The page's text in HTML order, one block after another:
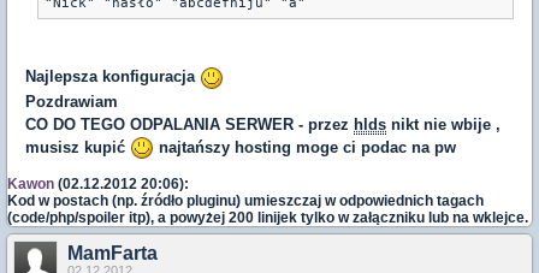
Najlepsza konfiguracja
Pozdrawiam
CO DO TEGO ODPALANIA SERWER - przez hlds nikt nie wbije ,
musisz kupić
najtańszy hosting moge ci podac na pw
Kawon (02.12.2012 20:06):
Kod w postach (np. źródło pluginu) umieszczaj w odpowiednich tagach
(code/php/spoiler itp), a powyżej 200 linijek tylko w załączniku lub na wklejce.
MamFarta